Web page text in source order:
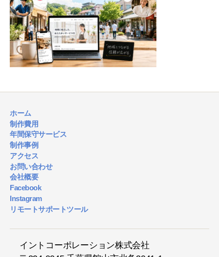
社
ホーム
制作費用
年間保守サービス
制作事例
アクセス
お問い合わせ
会社概要
Facebook
Instagram
リモートサポートツール
イントコーポレーション株式会社